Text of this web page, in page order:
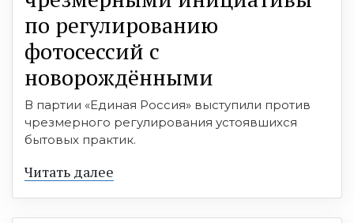
по регулированию
фотосессий с
новорождёнными
В партии «Единая Россия» выступили против
чрезмерного регулирования устоявшихся
бытовых практик.
Читать далее